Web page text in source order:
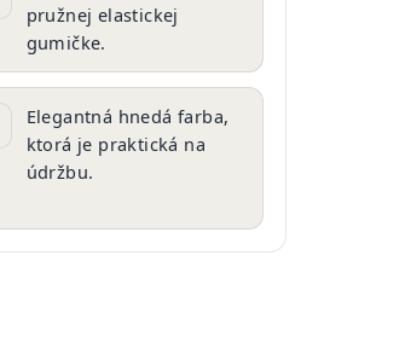
pružnej elastickej
gumičke.
Elegantná hnedá farba,
ktorá je praktická na
údržbu.